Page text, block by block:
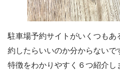
駐車場予約サイトがいくつも
約したらいいのか分からない
特徴をわかりやすく６つ紹介し